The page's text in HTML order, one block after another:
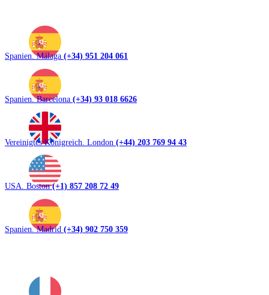
Spanien. Málaga (+34) 951 204 061
Spanien. Barcelona (+34) 93 018 6626
Vereinigtes Königreich. London (+44) 203 769 94 43
USA. Boston(+1) 857 208 72 49
Spanien. Madrid (+34) 902 750 359